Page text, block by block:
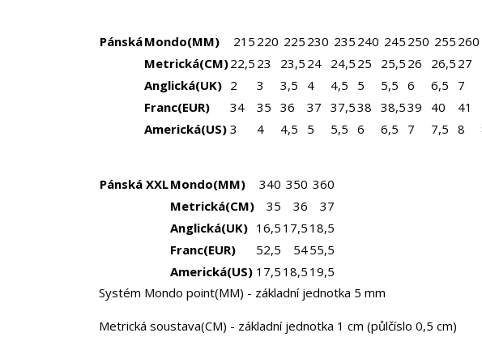
PánskáMondo(MM) 215 220 225 230 235 240 245 250 255 260
Metrická(CM)22,5 23 23,5 24 24,5 25 25,5 26 26,5 27
Anglická(UK) 2 3 3,5 4 4,5 5 5,5 6 6,5 7
Franc(EUR)
34 35 36 37 37,538 38,539 40 41
Americká(US) 3 4 4,5 5 5,5 6 6,5 7 7,5 8
Pánská XXLMondo(MM) 340 350 360
Metrická(CM)
35 36
37
Anglická(UK) 16,5 17,5 18,5
Franc(EUR)
52,5 5455,5
Americká(US) 17,5 18,5 19,5
Systém Mondo point(MM) - základní jednotka 5 mm
Metrická soustava(CM) - základní jednotka 1 cm (půlčíslo 0,5 cm)